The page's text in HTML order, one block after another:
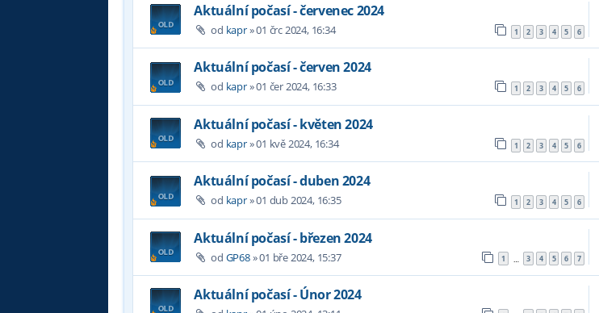
Aktuální počasí - červenec 2024
od kapr»01 črc 2024, 16:34 1 2 3 4 5 6
Aktuální počasí - červen 2024
od kapr»01 čer 2024, 16:33 1 2 3 4 5 6
Aktuální počasí - květen 2024
od kapr»01 kvě 2024, 16:34 1 2 3 4 5 6
Aktuální počasí - duben 2024
od kapr»01 dub 2024, 16:35 1 2 3 4 5 6
Aktuální počasí - březen 2024
od GP68»01 bře 2024, 15:37 1 … 3 4 5 6 7
Aktuální počasí - Únor 2024